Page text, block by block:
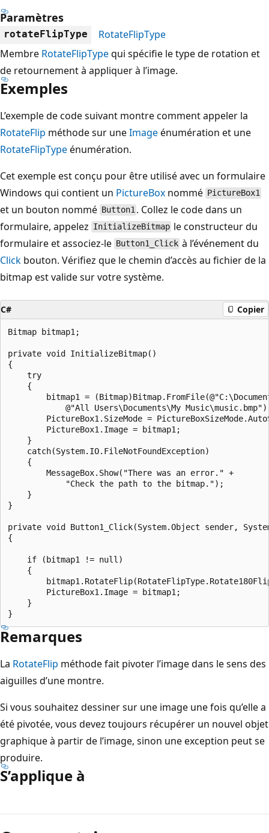
Paramètres
rotateFlipType
RotateFlipType
Membre RotateFlipTypequi spécifie le type de rotation et
de retournement à appliquer à l’image.
Exemples
L’exemple de code suivant montre comment appeler la
RotateFlip méthode sur uneImageénumération et une
RotateFlipTypeénumération.
Cet exemple est conçu pour être utilisé avec un formulaire
Windows qui contient un PictureBox nommé PictureBox1
et un bouton nommé Button1 . Collez le code dans un
formulaire, appelez InitializeBitmap le constructeur du
formulaire et associez-le Button1_Click à l’événement du
Click bouton. Vérifiez que le chemin d’accès au fichier de la
bitmap est valide sur votre système.
C# Copier
Bitmap bitmap1;
private void InitializeBitmap()
{
    try
    {
bitmap1 =
@"All Users\Documents\My
PictureBox1.SizeMode =
        PictureBox1.Image = bitmap1;
    }
    catch(System.IO.FileNotFoundException)
    {
        MessageBox.Show("There was an error." +
            "Check the path to the bitmap.");
    }
}
private void Button1_Click(System.Object sender,
{
    if (bitmap1 != null)
    {
        PictureBox1.Image = bitmap1;
    }
Remarques
La RotateFlip méthode fait pivoter l’image dans le sens des
aiguilles d’une montre.
Si vous souhaitez dessiner sur une image une fois qu’elle a
été pivotée, vous devez toujours récupérer un nouvel objet
graphique à partir de l’image, sinon une exception peut se
produire.
S’applique à
lecture